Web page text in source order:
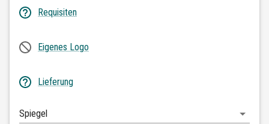
Requisiten
Eigenes Logo
Lieferung
Spiegel